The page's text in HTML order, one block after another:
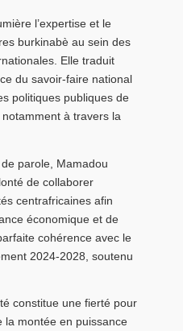
l’expertise et le
burkinabè au sein des
Elle traduit
du savoir-faire national
politiques publiques de
à travers la
parole, Mamadou
de collaborer
centrafricaines afin
économique et de
cohérence avec le
2024-2028, soutenu
constitue une fierté pour
la montée en puissance